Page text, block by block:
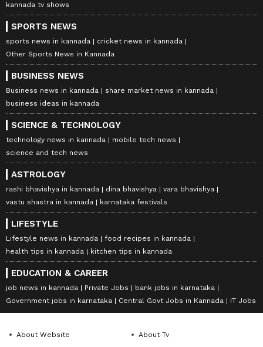
kannada tv shows
SPORTS NEWS
sports news in kannada
cricket news in kannada
Other Sports News in Kannada
BUSINESS NEWS
Business news in kannada
share market news in kannada
business ideas in kannada
SCIENCE & TECHNOLOGY
technology news in kannada
mobile tech news
science and tech news
ASTROLOGY
rashi bhavishya in kannada dina bhavishya
vara bhavishya
vastu shastra in kannada
karnataka festivals
LIFESTYLE
Lifestyle news in kannada
food recipes in kannada
health tips in kannada
kitchen tips in kannada
EDUCATION & CAREER
job news in kannada Private Jobs
bank jobs in karnataka
Government jobs in karnataka
Central Govt Jobs in Kannada IT Jobs
About Website About Tv